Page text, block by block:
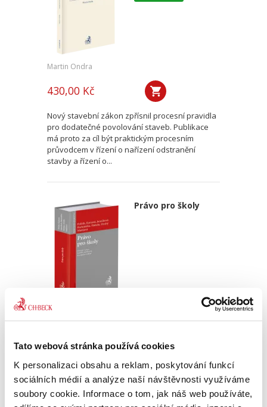
Tato webová stránka používá cookies
K personalizaci obsahu a reklam, poskytování funkcí
sociálních médií a analýze naší návštěvnosti využíváme
soubory cookie. Informace o tom, jak náš web používáte,
Martin Ondra
430,00 Kč
Nový stavební zákon zpřísnil procesní pravidla
pro dodatečné povolování staveb. Publikace
má proto za cíl být praktickým procesním
průvodcem v řízení o nařízení odstranění
stavby a řízení o...
Právo pro školy
Stanislav Polčák ,
Regionální školství je v České republice
reprezentováno rozsáhlou sítí mateřských,
základních, středních a specializovaných škol,
přesahující počtem deset tisíc subjektů.